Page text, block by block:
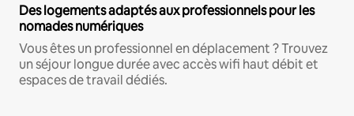
Des logements adaptés aux professionnels pour les
nomades numériques
Vous êtes un professionnel en déplacement ? Trouvez
un séjour longue durée avec accès wifi haut débit et
espaces de travail dédiés.